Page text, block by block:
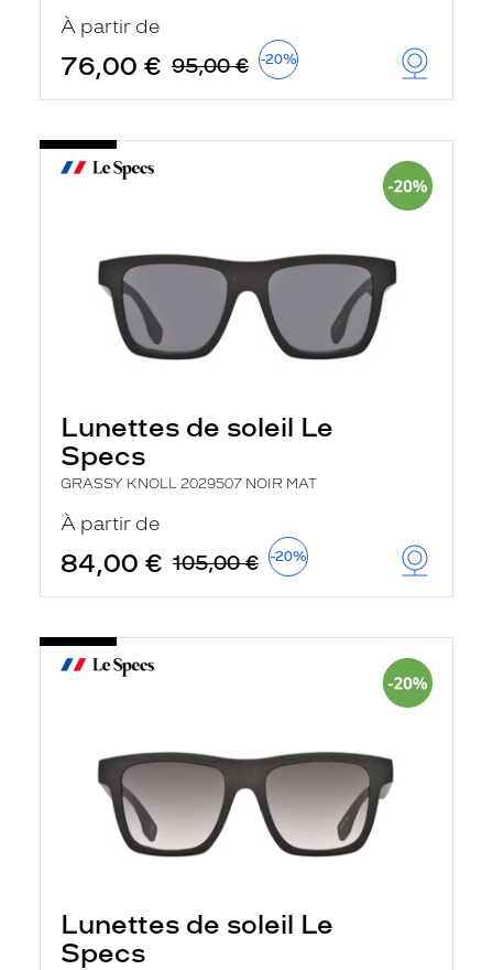
À partir de
76,00 € 95,00 € -20%
Lunettes de soleil Le
Specs
GRASSY KNOLL 2029507 NOIR MAT
À partir de
84,00 € 105,00 € -20%
Lunettes de soleil Le
Specs